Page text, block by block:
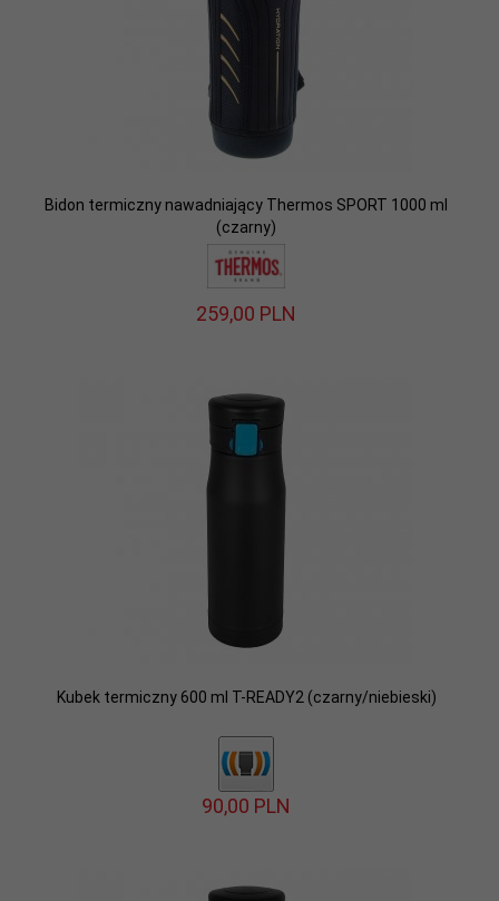
Bidon termiczny nawadniający Thermos SPORT 1000 ml
(czarny)
259,00 PLN
Kubek termiczny 600 ml T-READY2 (czarny/niebieski)
90,00 PLN